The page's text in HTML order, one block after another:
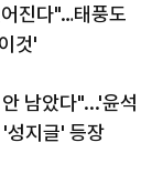
진다"…태풍도
것'
남았다"...'윤석
성지글' 등장